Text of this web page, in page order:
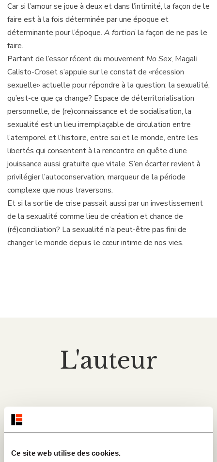
Ce site web utilise des cookies.
Car si l’amour se joue à deux et dans l’intimité, la façon de le
faire est à la fois déterminée par une époque et
déterminante pour l’époque. A fortiorila façon de ne pas le
faire.
Partant de l’essor récent du mouvementNo Sex, Magali
Calisto-Croset s’appuie sur le constat de «récession
sexuelle» actuelle pour répondre à la question: la sexualité,
qu’est-ce que ça change? Espace de déterritorialisation
personnelle, de (re)connaissance et de socialisation, la
sexualité est un lieu irremplaçable de circulation entre
l’atemporel et l’histoire, entre soi et le monde, entre les
libertés qui consentent à la rencontre en quête d’une
jouissance aussi gratuite que vitale. S’en écarter revient à
privilégier l’autoconservation, marqueur de la période
complexe que nous traversons.
Et si la sortie de crise passait aussi par un investissement
de la sexualité comme lieu de création et chance de
(ré)conciliation? La sexualité n’a peut-être pas fini de
changer le monde depuis le cœur intime de nos vies.
L'auteur